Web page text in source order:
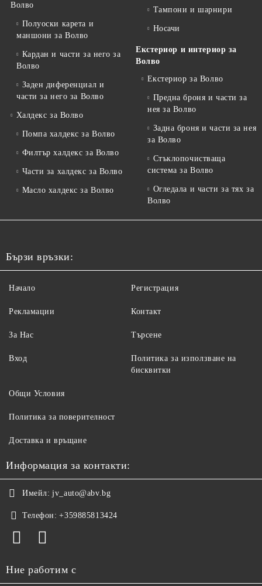
Волво
Полуоски карета и
маншони за Волво
Кардан и части за него за
Волво
Заден диференциал и
части за него за Волво
Халдекс за Волво
Помпа халдекс за Волво
Филтър халдекс за Волво
Части за халдекс за Волво
Масло халдекс за Волво
Тампони и шарнири
Носачи
Екстериор и интериор за
Волво
Екстериор за Волво
Предна броня и части за
нея за Волво
Задна броня и части за нея
за Волво
Стъклопочистваща
система за Волво
Огледала и части за тях за
Волво
Бързи връзки:
Начало
Рекламации
За Нас
Вход
Регистрация
Контакт
Търсене
Политика за използване на
бисквитки
Общи Условия
Политика за поверителност
Доставка и връщане
Информация за контакти:
Имейл: jv_auto@abv.bg
Телефон: +359885813424
Ние работим с